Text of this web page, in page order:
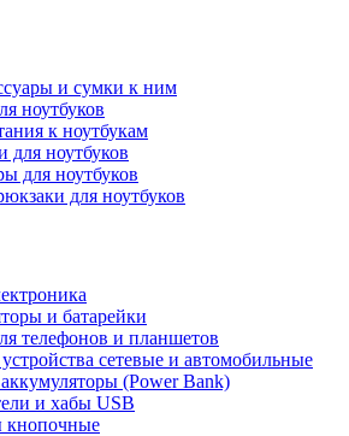
и сумки к ним
ноутбуков
к ноутбукам
для ноутбуков
для ноутбуков
для ноутбуков
и батарейки
телефонов и планшетов
сетевые и автомобильные
(Power Bank)
и хабы USB
кнопочные